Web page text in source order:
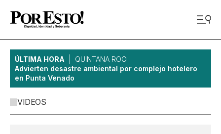
ÚLTIMA HORA
QUINTANA ROO
Advierten desastre ambiental por complejo hotelero
en Punta Venado
VIDEOS